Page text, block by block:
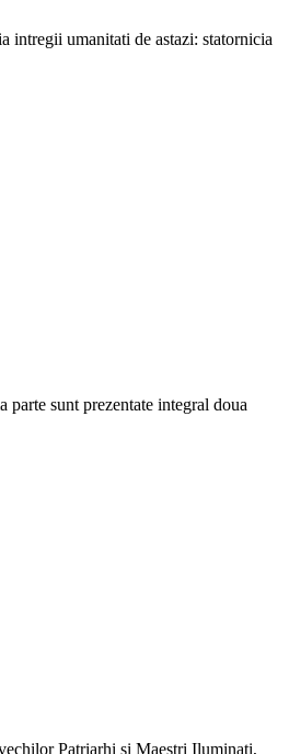
intregii umanitati de astazi: statornicia
sunt prezentate integral doua
Patriarhi si Maestri Iluminati,